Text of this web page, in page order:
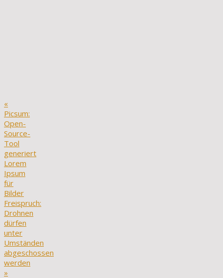
«
Picsum:
Open-
Source-
Tool
generiert
Lorem
Ipsum
für
Bilder
Freispruch:
Drohnen
dürfen
unter
Umständen
abgeschossen
werden
»